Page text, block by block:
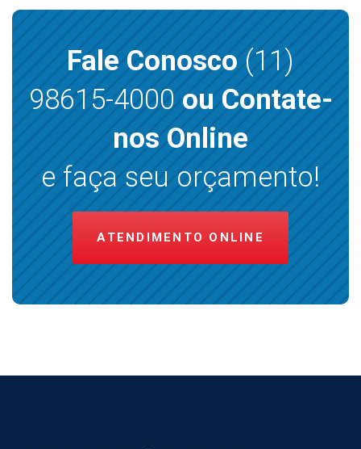
Fale Conosco(11)
98615-4000ou Contate-
nos Online
e faça seu orçamento!
ATENDIMENTO ONLINE